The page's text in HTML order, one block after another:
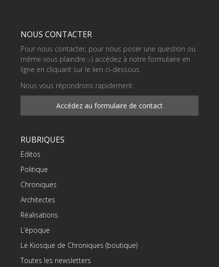
NOUS CONTACTER
Pour nous contacter, pour nous poser une question ou
même vous plaindre ;-) accédez à notre formulaire en
ligne en cliquant sur le lien ci-dessous.
Nous vous répondrons rapidement.
Accédez au formulaire de contact
RUBRIQUES
Editos
Politique
Chroniques
Architectes
Réalisations
L’époque
Le Kiosque de Chroniques (boutique)
Toutes les newsletters